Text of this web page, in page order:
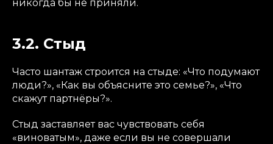
никогда бы не приняли.
3.2. Стыд
Часто шантаж строится на стыде: «Что подумают
люди?», «Как вы объясните это семье?», «Что
скажут партнёры?».
Стыд заставляет вас чувствовать себя
«виноватым», даже если вы не совершали